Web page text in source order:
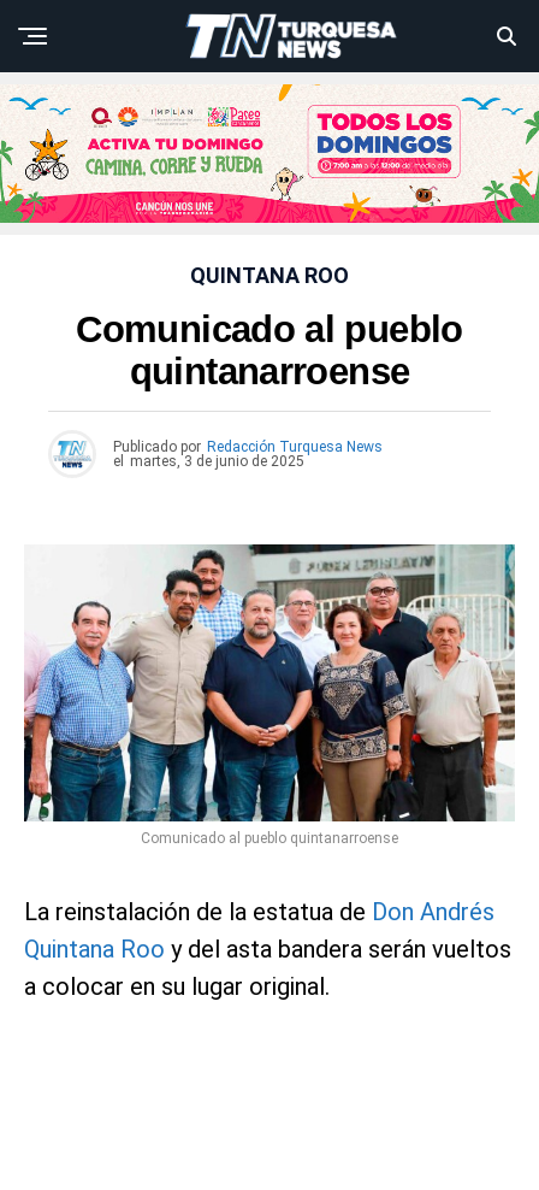
QUINTANA ROO
Comunicado al pueblo
quintanarroense
Publicado por Redacción Turquesa News
el
martes, 3 de junio de 2025
Comunicado al pueblo quintanarroense
La reinstalación de la estatua de Don Andrés
Quintana Roo y del asta bandera serán vueltos
a colocar en su lugar original.